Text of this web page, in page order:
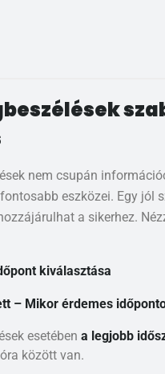
nem csupán
eszközei. Egy jól
a sikerhez.
kiválasztása
– Mikor érdemes
esetében a legjobb
között van.